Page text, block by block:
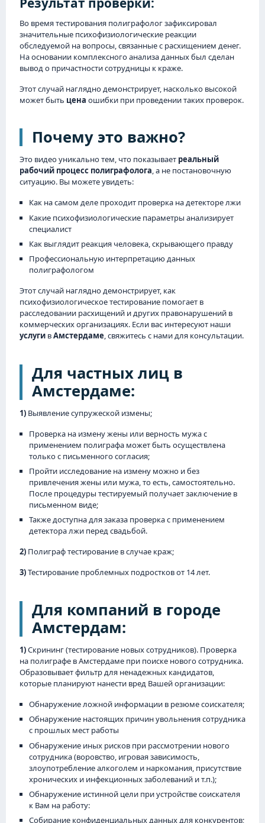
Во время тестирования полиграфолог зафиксировал
значительные психофизиологические реакции
обследуемой на вопросы, связанные с расхищением денег.
На основании комплексного анализа данных был сделан
вывод о причастности сотрудницы к краже.
Этот случай наглядно демонстрирует, насколько высокой
может быть цена ошибки при проведении таких проверок.
Почему это важно?
Это видео уникально тем, что показывает реальный
рабочий процесс полиграфолога, а не постановочную
ситуацию. Вы можете увидеть:
Как на самом деле проходит проверка на детекторе лжи
Какие психофизиологические параметры анализирует
специалист
Как выглядит реакция человека, скрывающего правду
Профессиональную интерпретацию данных
полиграфологом
Этот случай наглядно демонстрирует, как
психофизиологическое тестирование помогает в
расследовании расхищений и других правонарушений в
коммерческих организациях. Если вас интересуют наши
услуги вАмстердаме, свяжитесь с нами для консультации.
Для частных лиц в
Амстердаме:
1) Выявление супружеской измены;
Проверка на измену жены или верность мужа с
применением полиграфа может быть осуществлена
только с письменного согласия;
Пройти исследование на измену можно и без
привлечения жены или мужа, то есть, самостоятельно.
После процедуры тестируемый получает заключение в
письменном виде;
Также доступна для заказа проверка с применением
детектора лжи перед свадьбой.
2) Полиграф тестирование в случае краж;
3)Тестирование проблемных подростков от 14 лет.
Для компаний в городе
Амстердам:
1)Скрининг (тестирование новых сотрудников). Проверка
на полиграфе в Амстердаме при поиске нового сотрудника.
Образовывает фильтр для ненадежных кандидатов,
которые планируют нанести вред Вашей организации:
Обнаружение ложной информации в резюме соискателя;
Обнаружение настоящих причин увольнения сотрудника
с прошлых мест работы
Обнаружение иных рисков при рассмотрении нового
сотрудника (воровство, игровая зависимость,
злоупотребление алкоголем и наркомания, присутствие
хронических и инфекционных заболеваний и т.п.);
Обнаружение истинной цели при устройстве соискателя
к Вам на работу:
Собирание конфиденциальных данных для конкурентов;